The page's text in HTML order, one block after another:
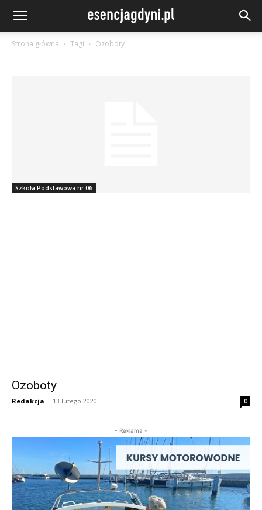
Strona główna Tagi Ozoboty
Szkoła Podstawowa nr 06
Ozoboty
Redakcja - 13 lutego 2020 0
- Reklama -